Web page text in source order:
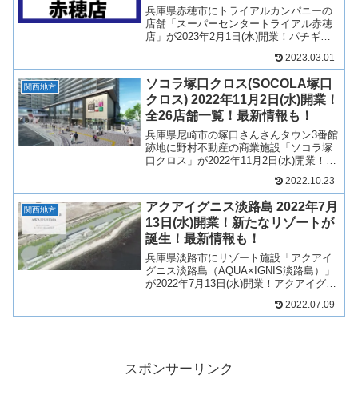
兵庫県赤穂市にトライアルカンパニーの
店舗「スーパーセンタートライアル赤穂
店」が2023年2月1日(水)開業！パチギン
す！そんな、スーパーセンタートライア
ル赤穂店について、テナントや開業日に
ついて見ていき...
2023.03.01
関西地方
ソコラ塚口クロス(SOCOLA塚口
クロス) 2022年11月2日(水)開業！
全26店舗一覧！最新情報も！
兵庫県尼崎市の塚口さんさんタウン3番館
跡地に野村不動産の商業施設「ソコラ塚
口クロス」が2022年11月2日(水)開業！ソ
貨、飲食店、サービス店など複数店舗が
出店予定！マンションは「プラウド阪急
塚口駅前」とな...
2022.10.23
関西地方
アクアイグニス淡路島 2022年7月
13日(水)開業！新たなリゾートが
誕生！最新情報も！
兵庫県淡路市にリゾート施設「アクアイ
グニス淡路島（AQUA×IGNIS淡路島）」
が2022年7月13日(水)開業！アクアイグニ
ゾート施設となります！アクアイグニス
2022.07.09
スポンサーリンク